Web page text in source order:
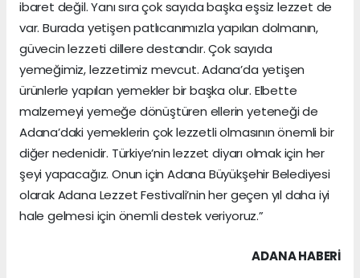
ibaret değil. Yanı sıra çok sayıda başka eşsiz lezzet de
var. Burada yetişen patlıcanımızla yapılan dolmanın,
güvecin lezzeti dillere destandır. Çok sayıda
yemeğimiz, lezzetimiz mevcut. Adana’da yetişen
ürünlerle yapılan yemekler bir başka olur. Elbette
malzemeyi yemeğe dönüştüren ellerin yeteneği de
Adana’daki yemeklerin çok lezzetli olmasının önemli bir
diğer nedenidir. Türkiye’nin lezzet diyarı olmak için her
şeyi yapacağız. Onun için Adana Büyükşehir Belediyesi
olarak Adana Lezzet Festivali’nin her geçen yıl daha iyi
hale gelmesi için önemli destek veriyoruz.”
ADANA HABERİ